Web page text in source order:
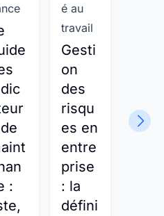
:
é au
travail
Gesti
on
des
risqu
es en
entre
prise
: la
défini
lisé :